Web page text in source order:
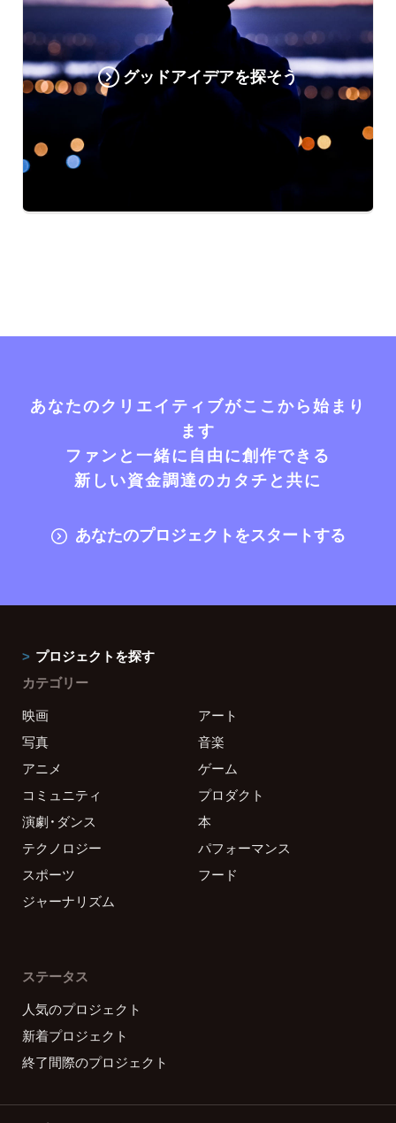
グッドアイデアを探そう
あなたのクリエイティブがここから始まり
ます
ファンと一緒に自由に創作できる
新しい資金調達のカタチと共に
あなたのプロジェクトをスタートする
プロジェクトを探す
カテゴリー
映画
アート
写真
音楽
アニメ
ゲーム
コミュニティ
プロダクト
演劇・ダンス
本
テクノロジー
パフォーマンス
スポーツ
フード
ジャーナリズム
ステータス
人気のプロジェクト
新着プロジェクト
終了間際のプロジェクト